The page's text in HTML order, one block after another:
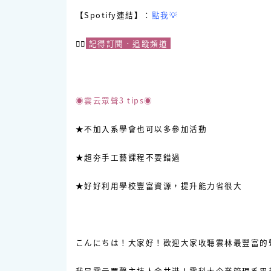
【Spotify連結】： 點我💡
☝🏻 記得訂閱．追蹤頻道
◉雲云眾聲3 tips◉
★不加入系學會也可以多參加活動
★超夯手工藝課程不要錯過
★好好利用學校豐富資源，提升能力省很大
こんにちは！大家好！歡迎大家收聽雲林最豐富的